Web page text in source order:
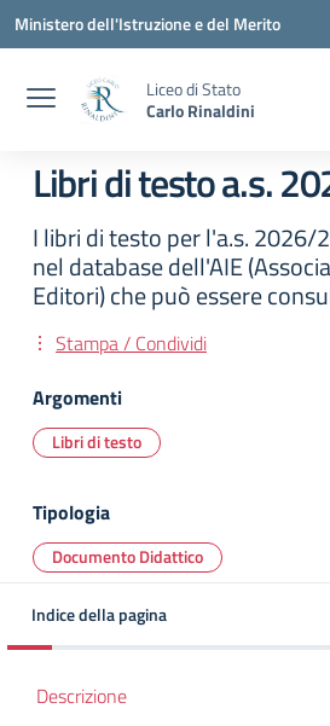
Vai ai contenuti
Vai al menu di navigazione
Vai al footer
Ministero dell'Istruzione e del Merito
Liceo di Stato
Carlo Rinaldini
Libri di testo a.s.
I libri di testo per l'a.s. 2026/
nel database dell'AIE
Editori) che può essere
Stampa / Condividi
Argomenti
Libri di testo
Tipologia
Documento Didattico
Indice della pagina
Descrizione